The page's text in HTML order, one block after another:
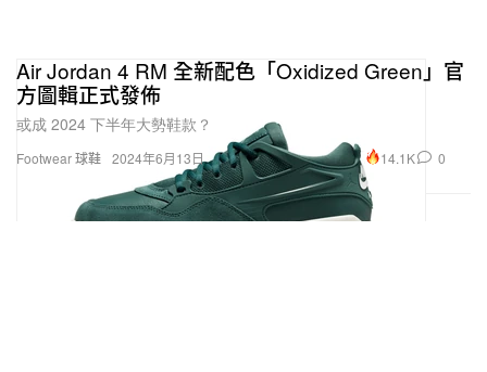
Footwear 球鞋
Air Jordan 4 RM 全新配色「Oxidized Green」官
方圖輯正式發佈
或成 2024 下半年大勢鞋款？
2024年6月13日 14.1K 0